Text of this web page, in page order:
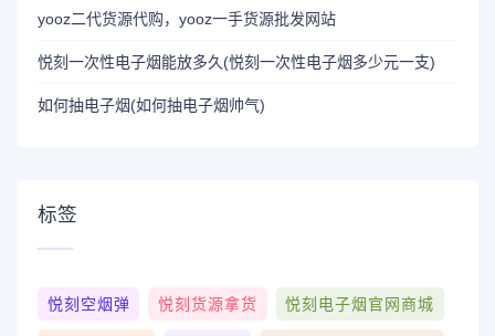
yooz二代货源代购，yooz一手货源批发网站
悦刻一次性电子烟能放多久(悦刻一次性电子烟多少元一支)
如何抽电子烟(如何抽电子烟帅气)
标签
悦刻空烟弹 悦刻货源拿货 悦刻电子烟官网商城